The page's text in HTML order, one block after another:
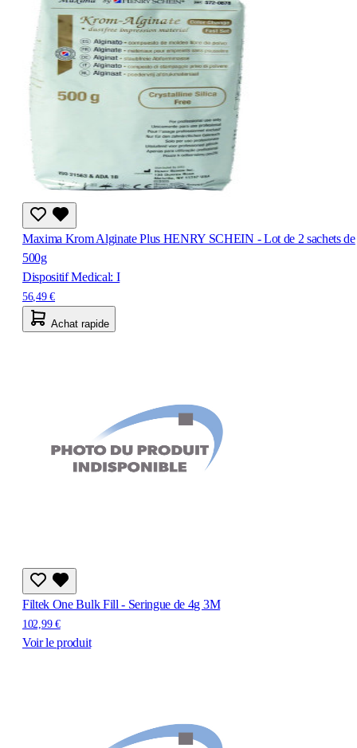
Maxima Krom Alginate Plus HENRY SCHEIN - Lot de 2 sachets de
500g
Dispositif Medical: I
56,49 €
Achat rapide
Filtek One Bulk Fill - Seringue de 4g 3M
102,99 €
Voir le produit